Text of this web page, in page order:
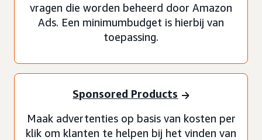
vragen die worden beheerd door Amazon
Ads. Een minimumbudget is hierbij van
toepassing.
Sponsored Products
Maak advertenties op basis van kosten per
klik om klanten te helpen bij het vinden van